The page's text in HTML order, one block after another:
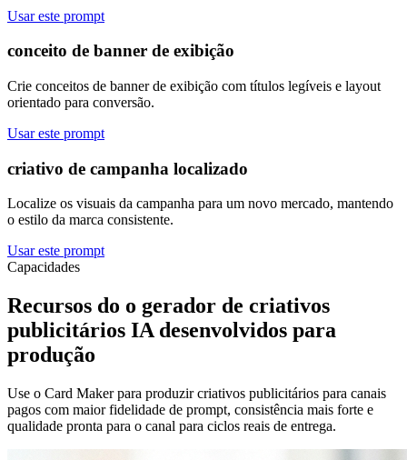
Usar este prompt
conceito de banner de exibição
Crie conceitos de banner de exibição com títulos legíveis e layout
orientado para conversão.
Usar este prompt
criativo de campanha localizado
Localize os visuais da campanha para um novo mercado, mantendo
o estilo da marca consistente.
Usar este prompt
Capacidades
Recursos do o gerador de criativos
publicitários IA desenvolvidos para
produção
Use o Card Maker para produzir criativos publicitários para canais
pagos com maior fidelidade de prompt, consistência mais forte e
qualidade pronta para o canal para ciclos reais de entrega.